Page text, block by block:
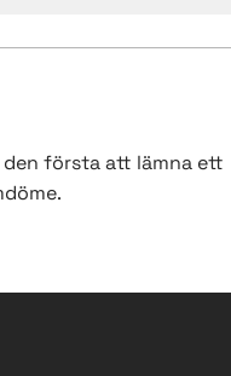
den första att lämna ett